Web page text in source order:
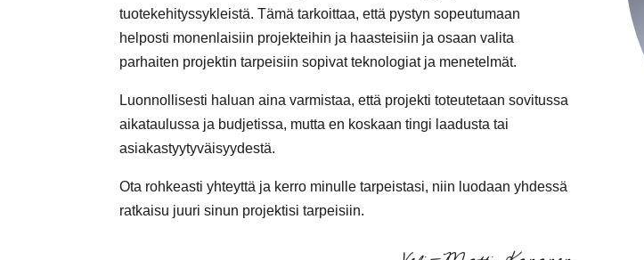
tuotekehityssykleistä. Tämä tarkoittaa, että pystyn sopeutumaan
helposti monenlaisiin projekteihin ja haasteisiin ja osaan valita
parhaiten projektin tarpeisiin sopivat teknologiat ja menetelmät.
Luonnollisesti haluan aina varmistaa, että projekti toteutetaan sovitussa
aikataulussa ja budjetissa, mutta en koskaan tingi laadusta tai
asiakastyytyväisyydestä.
Ota rohkeasti yhteyttä ja kerro minulle tarpeistasi, niin luodaan yhdessä
ratkaisu juuri sinun projektisi tarpeisiin.